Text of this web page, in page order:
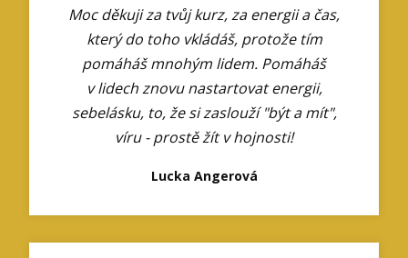
Moc děkuji za tvůj kurz, za energii a čas,
který do toho vkládáš, protože tím
pomáháš mnohým lidem. Pomáháš
v lidech znovu nastartovat energii,
sebelásku, to, že si zaslouží "být a mít",
víru - prostě žít v hojnosti!
Lucka Angerová